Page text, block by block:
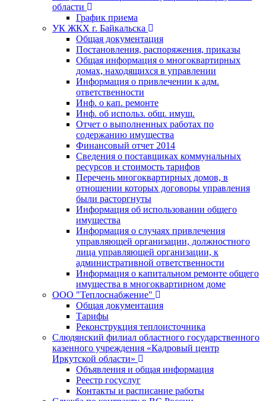
области
График приема
УК ЖКХ г. Байкальска
Общая документация
Постановления, распоряжения, приказы
Общая информация о многоквартирных
домах, находящихся в управлении
Информация о привлечении к адм.
ответственности
Инф. о кап. ремонте
Инф. об использ. общ. имущ.
Отчет о выполненных работах по
содержанию имущества
Финансовый отчет 2014
Сведения о поставщиках коммунальных
ресурсов и стоимость тарифов
Перечень многоквартирных домов, в
отношении которых договоры управления
были расторгнуты
Информация об использовании общего
имущества
Информация о случаях привлечения
управляющей организации, должностного
лица управляющей организации, к
административной ответственности
Информация о капитальном ремонте общего
имущества в многоквартирном доме
ООО "Теплоснабжение"
Общая документация
Тарифы
Реконструкция теплоисточника
Слюдянский филиал областного государственного
казенного учреждения «Кадровый центр
Иркутской области»
Объявления и общая информация
Реестр госуслуг
Контакты и расписание работы